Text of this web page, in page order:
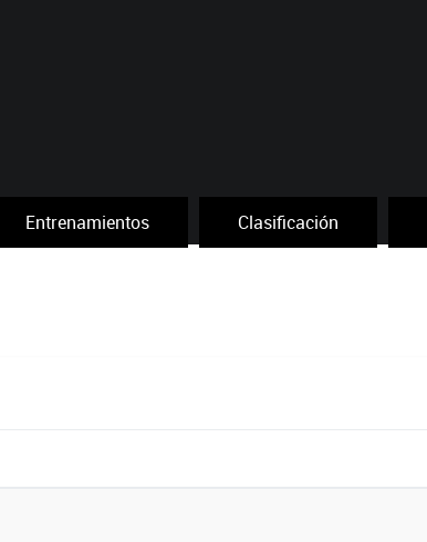
Entrenamientos Clasificación